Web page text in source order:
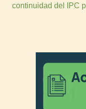
continuidad del IPC